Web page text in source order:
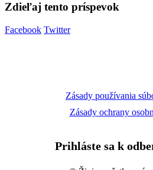
Zdieľaj tento príspevok
Facebook Twitter
Zásady používania
Zásady ochrany
Prihláste sa k